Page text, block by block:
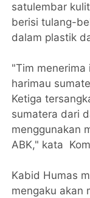
satulembar
berisi tulang-
dalam plastik
"Tim
harimau
Ketiga
sumatera dari
menggunakan
ABK," kata
Kabid Humas
mengaku akan